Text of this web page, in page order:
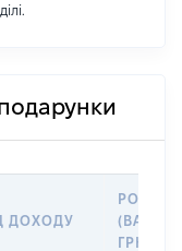
ДОХОДУ
РОЗМІР
ГРН